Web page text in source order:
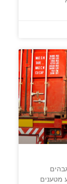
מטענים